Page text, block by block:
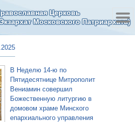
Церковь
Московского Патриархата)
В Неделю 14-ю по
Пятидесятнице Митрополит
Вениамин совершил
Божественную литургию в
домовом храме Минского
епархиального управления